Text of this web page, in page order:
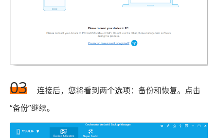
03
连接后，您将看到两个选项：备份和恢复。点击
“备份”继续。